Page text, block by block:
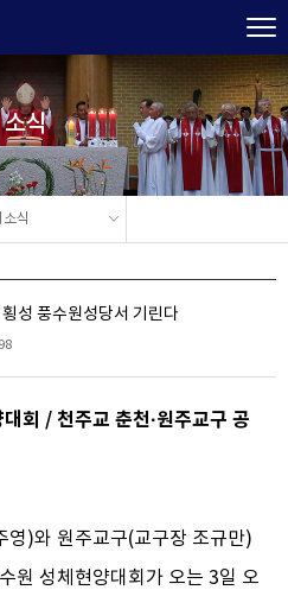
소식
소식
횡성 풍수원성당서 기린다
회 / 천주교 춘천·원주교구 공
영)와 원주교구(교구장 조규만)
원 성체현양대회가 오는 3일 오